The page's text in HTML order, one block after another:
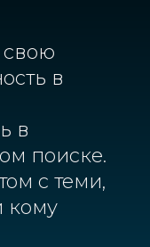
свою
в
в
поиске.
с теми,
кому